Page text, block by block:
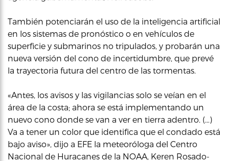
También potenciarán el uso de la inteligencia artificial
en los sistemas de pronóstico o en vehículos de
superficie y submarinos no tripulados, y probarán una
nueva versión del cono de incertidumbre, que prevé
la trayectoria futura del centro de las tormentas.
«Antes, los avisos y las vigilancias solo se veían en el
área de la costa; ahora se está implementando un
nuevo cono donde se van a ver en tierra adentro. (…)
Va a tener un color que identifica que el condado está
bajo aviso», dijo a EFE la meteoróloga del Centro
Nacional de Huracanes de la NOAA, Keren Rosado-